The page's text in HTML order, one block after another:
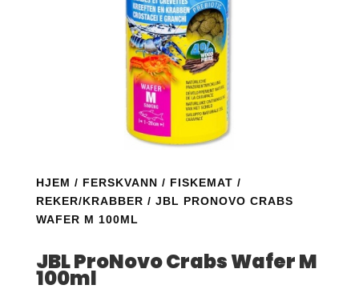
HJEM / FERSKVANN / FISKEMAT /
REKER/KRABBER / JBL PRONOVO CRABS
WAFER M 100ML
JBL ProNovo Crabs Wafer M
100ml